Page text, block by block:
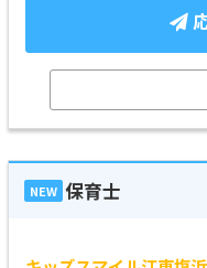
NEW 保育士